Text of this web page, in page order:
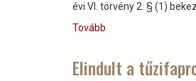
évi VI. törvény 2. § (1)
Tovább
(IX.
Elindult a